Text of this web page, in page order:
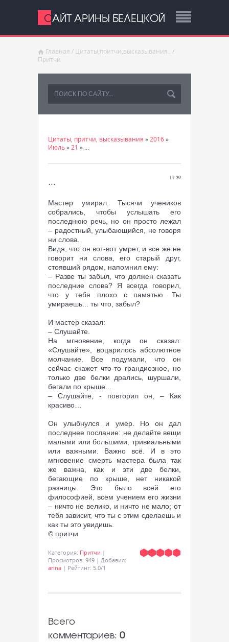
САЙТ АРИНЫ БЕЛЕЦКОЙ
Главная / Цитаты,притчи,высказывания..
/
Притчи
Цитаты, притчи, высказывания » 2016»
Июль» 21 » ...
19:39
...
Мастер умирал. Тысячи учеников
собрались, чтобы услышать его
последнюю речь, но он просто лежал
– радостный, улыбающийся, не говоря
ни слова.
Видя, что он вот-вот умрет, и все же не
говорит ни слова, его старый друг,
стоявший рядом, напомнил ему:
– Разве ты забыл, что должен сказать
последние слова? Я всегда говорил,
что у тебя плохо с памятью. Ты
умираешь... ты что, забыл?
И мастер сказал:
– Слушайте.
На мгновение, когда он сказал:
«Слушайте», воцарилось абсолютное
молчание. Все подумали, что он
сейчас скажет что-то грандиозное, но
только две белки дрались, шуршали,
бегали по крыше...
– Слушайте, - повторил он, – Как
красиво…
Он улыбнулся и умер. Но он дал
последнее послание: не делайте вещи
малыми или большими, тривиальными
или важными. Важно всё. И в это
мгновение смерть мастера была так
же важна, как и эти две белки,
бегающие по крыше, нет никакой
разницы. Это было всей его
философией, всем учением его жизни
– ничто не велико, и ничто не мало; от
тебя зависит, что ты с этим сделаешь и
как ты это увидишь.
© притчи
Категория: Притчи |
Просмотров: 949 | Добавил:
arina | Рейтинг: 5.0/1
Всего
комментариев: 0